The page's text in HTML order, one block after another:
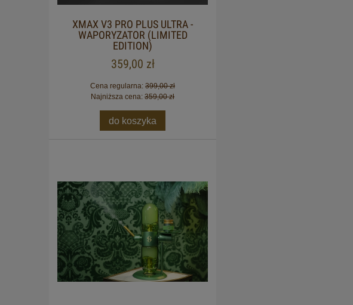
XMAX V3 PRO PLUS ULTRA -
WAPORYZATOR (LIMITED
EDITION)
359,00 zł
Cena regularna: 399,00 zł
Najniższa cena: 359,00 zł
do koszyka